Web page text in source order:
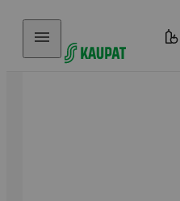
Hyppää sisältöön